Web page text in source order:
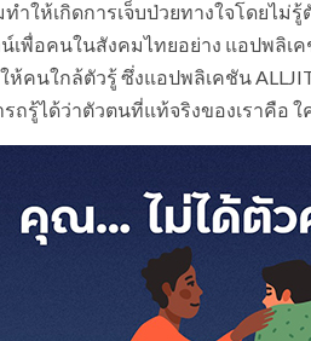
ให้เกิดการเจ็บป่วยทางใจโดยไม่
พื่อคนในสังคมไทยอย่าง แอปพลิเ
ให้คนใกล้ตัวรู้ ซึ่งแอปพลิเคชัน
ถรู้ได้ว่าตัวตนที่แท้จริงของเราคือ ใ